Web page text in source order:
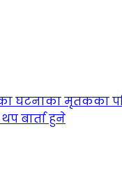
घटनाका मृतकका
बार्ता हुने